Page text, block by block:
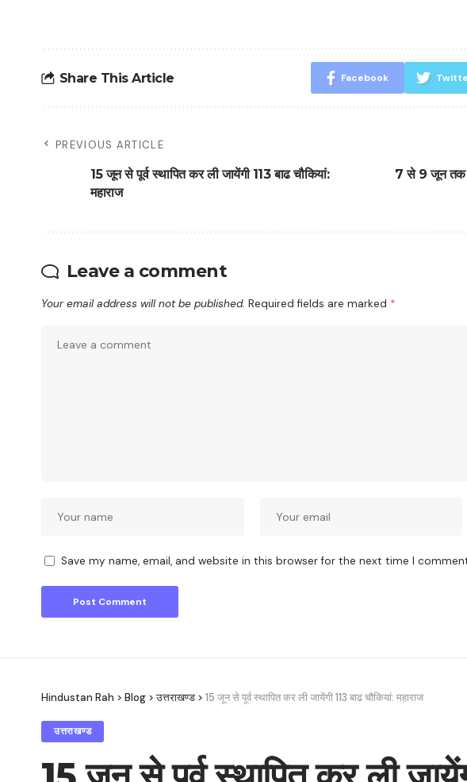
Share This Article Facebook
PREVIOUS ARTICLE
15 जून से पूर्व स्थापित कर ली जायेंगी 113 बाढ चौकियां:
महाराज
7 से 9 जून तक
Leave a comment
Your email address will not be published. Required fields are marked *
Save my name, email, and website in this browser for the next time I
Hindustan Rah > Blog >उत्तराखण्ड > 15 जून से पूर्व स्थापित कर ली जायेंगी 113 बाढ चौकियां: महाराज
उत्तराखण्ड